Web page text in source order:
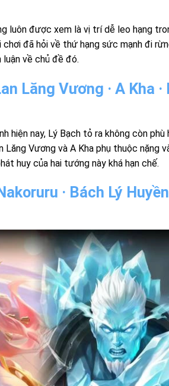
luôn được xem là vị trí dễ leo hạng
chơi đã hỏi về thứ hạng sức mạnh đi
luận về chủ đề đó.
Lăng Vương · A Kha
hiện nay, Lý Bạch tỏ ra không còn
Lăng Vương và A Kha phụ thuộc nặng
huy của hai tướng này khá hạn chế.
· Bách Lý